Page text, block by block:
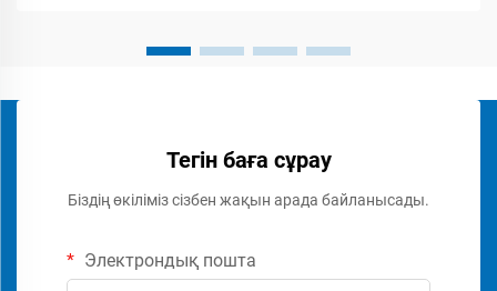
Тегін баға сұрау
Біздің өкіліміз сізбен жақын арада байланысады.
Электрондық пошта